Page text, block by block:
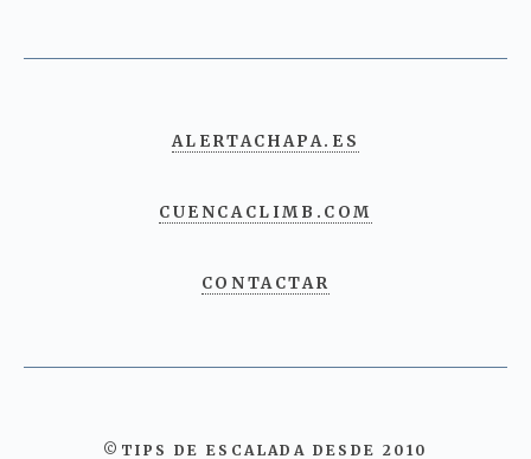
ALERTACHAPA.ES
CUENCACLIMB.COM
CONTACTAR
©TIPS DE ESCALADA DESDE 2010